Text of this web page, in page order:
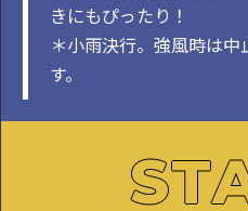
きにもぴったり！
＊小雨決行。強風時は
す。